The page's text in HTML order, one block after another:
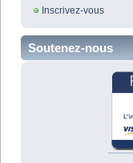
Inscrivez-vous
Soutenez-nous